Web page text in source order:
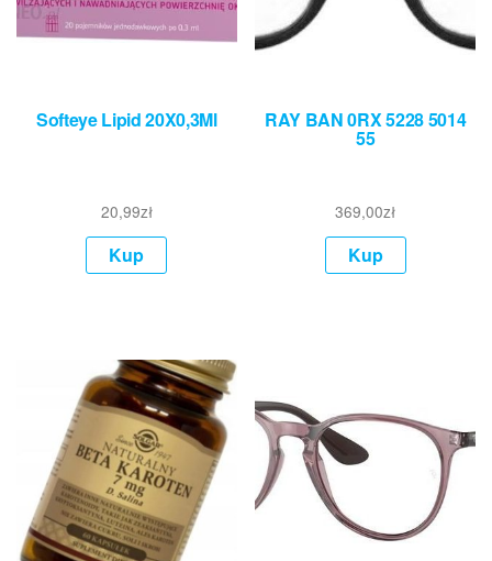
Softeye Lipid 20X0,3Ml
20,99zł
Kup
RAY BAN 0RX 5228 5014
55
369,00zł
Kup